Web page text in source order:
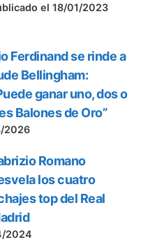
el 18/01/2023
Ferdinand se rinde a
Bellingham:
ganar uno, dos o
Balones de Oro”
2026
Romano
los cuatro
top del Real
2024